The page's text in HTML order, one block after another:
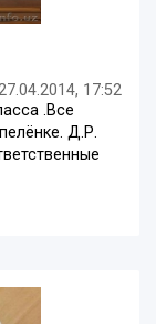
17:52
.Все
Д.Р.